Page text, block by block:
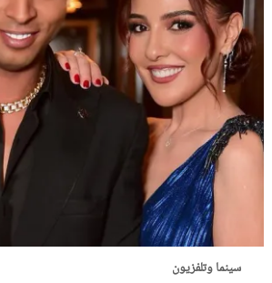
سينما وتلفزيون